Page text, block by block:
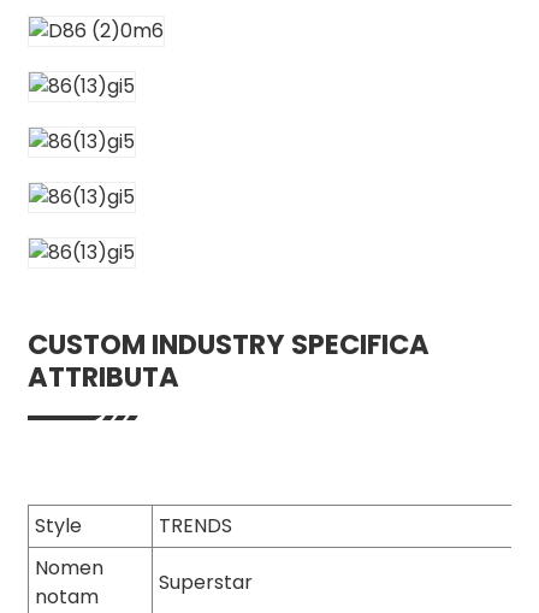
CUSTOM INDUSTRY SPECIFICA
ATTRIBUTA
Style
TRENDS
Nomen
notam
Superstar